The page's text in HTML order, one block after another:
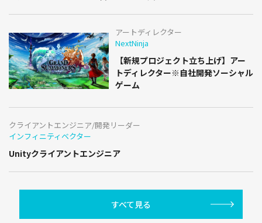
アートディレクター
NextNinja
【新規プロジェクト立ち上げ】アー
トディレクター※自社開発ソーシャル
ゲーム
クライアントエンジニア/開発リーダー
インフィニティベクター
Unityクライアントエンジニア
すべて見る